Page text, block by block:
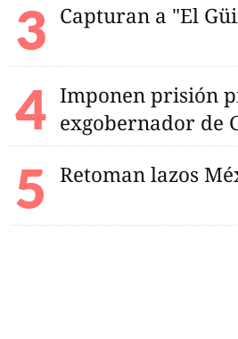
Capturan a "El
Imponen prisión
exgobernador de
Retoman lazos